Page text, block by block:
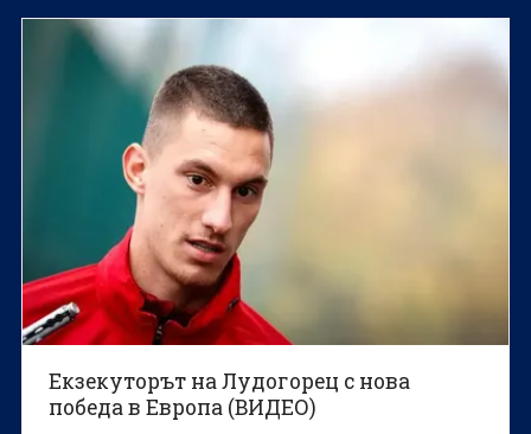
Екзекуторът на Лудогорец с нова
победа в Европа (ВИДЕО)